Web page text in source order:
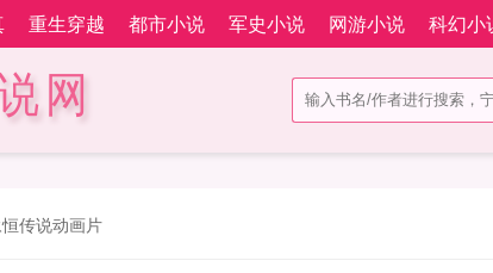
重生穿越 都市小说 军史小说 网游小说 科幻小
网
传说动画片